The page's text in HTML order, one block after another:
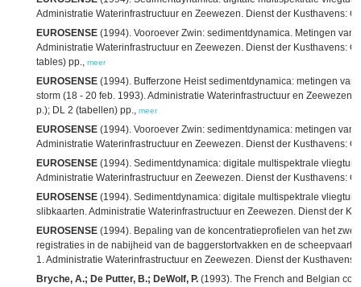
Administratie Waterinfrastructuur en Zeewezen. Dienst der Kusthavens:
EUROSENSE (1994). Vooroever Zwin: sedimentdynamica. Metingen van
Administratie Waterinfrastructuur en Zeewezen. Dienst der Kusthavens:
tables) pp., meer
EUROSENSE (1994). Bufferzone Heist sedimentdynamica: metingen
storm (18 - 20 feb. 1993). Administratie Waterinfrastructuur en
p.); DL 2 (tabellen) pp., meer
EUROSENSE (1994). Vooroever Zwin: sedimentdynamica: metingen van
Administratie Waterinfrastructuur en Zeewezen. Dienst der Kusthavens:
EUROSENSE (1994). Sedimentdynamica: digitale multispektrale
Administratie Waterinfrastructuur en Zeewezen. Dienst der Kusthavens:
EUROSENSE (1994). Sedimentdynamica: digitale multispektrale
slibkaarten. Administratie Waterinfrastructuur en Zeewezen. Dienst der
EUROSENSE (1994). Bepaling van de koncentratieprofielen van het
registraties in de nabijheid van de baggerstortvakken en de
1. Administratie Waterinfrastructuur en Zeewezen. Dienst der
Bryche, A.; De Putter, B.; DeWolf, P. (1993). The French and Belgian